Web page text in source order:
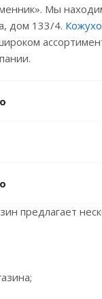
Мы
дом 133/4.
предлагает